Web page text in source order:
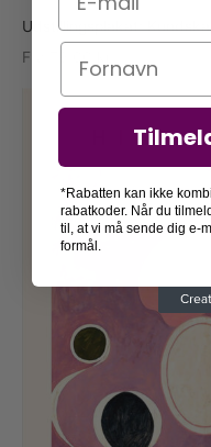
Udstillingsplakat:
Fra
Navn
*Rabatten kan ikke
rabatkoder. Når du
til, at vi må sende dig e-
formål.